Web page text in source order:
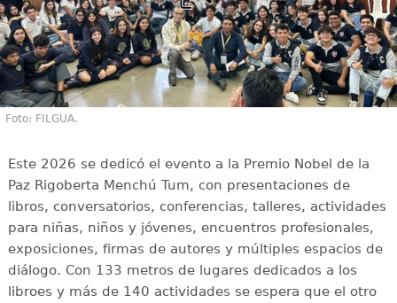
Foto: FILGUA.
Este 2026 se dedicó el evento a la Premio Nobel de la
Paz Rigoberta Menchú Tum, con presentaciones de
libros, conversatorios, conferencias, talleres, actividades
para niñas, niños y jóvenes, encuentros profesionales,
exposiciones, firmas de autores y múltiples espacios de
diálogo. Con 133 metros de lugares dedicados a los
libroes y más de 140 actividades se espera que el otro